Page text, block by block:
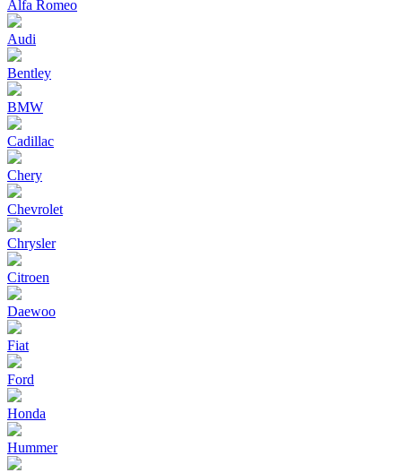
Alfa Romeo
Audi
Bentley
BMW
Cadillac
Chery
Chevrolet
Chrysler
Citroen
Daewoo
Fiat
Ford
Honda
Hummer